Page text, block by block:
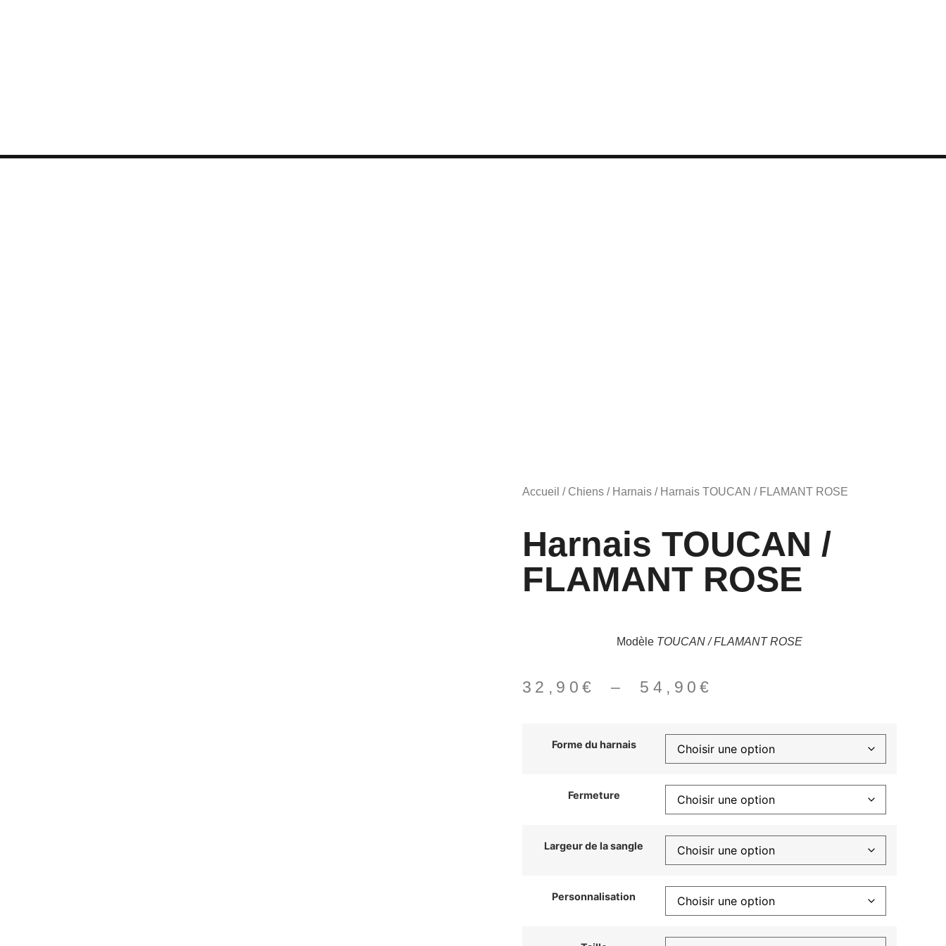
Accueil / Chiens / Harnais / Harnais TOUCAN / FLAMANT ROSE
Harnais TOUCAN /
FLAMANT ROSE
Modèle TOUCAN / FLAMANT ROSE
32,90 € – 54,90€
Forme du harnais
Fermeture
Largeur de la sangle
Personnalisation